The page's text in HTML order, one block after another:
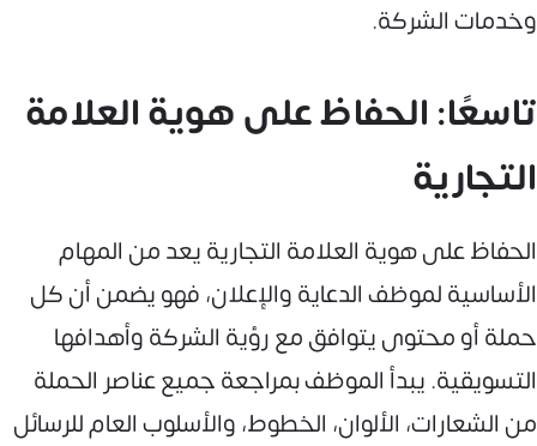
وخدمات الشركة.
تاسعًا: الحفاظ على هوية العلامة
التجارية
الحفاظ على هوية العلامة التجارية يعد من المهام
الأساسية لموظف الدعاية والإعلان، فهو يضمن أن كل
حملة أو محتوى يتوافق مع رؤية الشركة وأهدافها
التسويقية. يبدأ الموظف بمراجعة جميع عناصر الحملة
من الشعارات، الألوان، الخطوط، والأسلوب العام للرسائل